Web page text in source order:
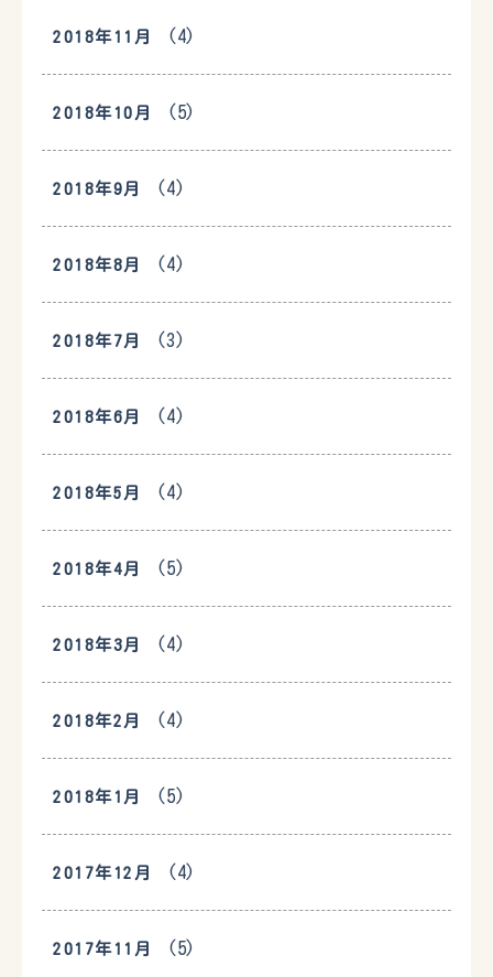
2018年11月 (4)
2018年10月 (5)
2018年9月 (4)
2018年8月 (4)
2018年7月 (3)
2018年6月 (4)
2018年5月 (4)
2018年4月 (5)
2018年3月 (4)
2018年2月 (4)
2018年1月 (5)
2017年12月 (4)
2017年11月 (5)